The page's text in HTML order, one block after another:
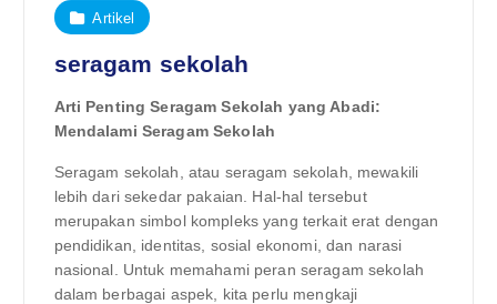
Artikel
seragam sekolah
Arti Penting Seragam Sekolah yang Abadi:
Mendalami Seragam Sekolah
Seragam sekolah, atau seragam sekolah, mewakili
lebih dari sekedar pakaian. Hal-hal tersebut
merupakan simbol kompleks yang terkait erat dengan
pendidikan, identitas, sosial ekonomi, dan narasi
nasional. Untuk memahami peran seragam sekolah
dalam berbagai aspek, kita perlu mengkaji